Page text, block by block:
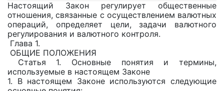
Настоящий Закон регулирует общественные
отношения, связанные с осуществлением валютных
операций, определяет цели, задачи валютного
регулирования и валютного контроля.
Глава 1.
ОБЩИЕ ПОЛОЖЕНИЯ
Статья 1. Основные понятия и термины,
используемые в настоящем Законе
1. В настоящем Законе используются следующие